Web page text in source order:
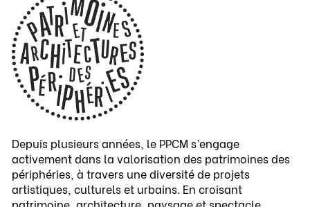
Depuis plusieurs années, le PPCM s’engage
activement dans la valorisation des patrimoines des
périphéries, à travers une diversité de projets
artistiques, culturels et urbains. En croisant